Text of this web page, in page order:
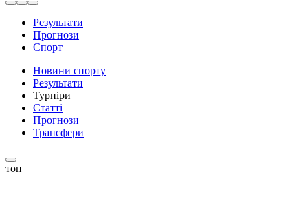
Результати
Прогнози
Спорт
Новини спорту
Результати
Турніри
Статті
Прогнози
Трансфери
топ